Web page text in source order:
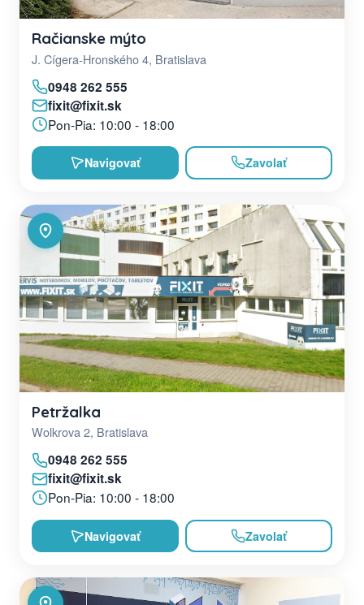
Račianske mýto
J. Cígera-Hronského 4, Bratislava
0948 262 555
fixit@fixit.sk
Pon-Pia: 10:00 - 18:00
Navigovať Zavolať
Petržalka
Wolkrova 2, Bratislava
0948 262 555
fixit@fixit.sk
Pon-Pia: 10:00 - 18:00
Navigovať Zavolať